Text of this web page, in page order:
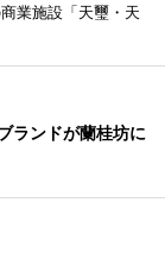
業施設「天璽・天
ランドが蘭桂坊に